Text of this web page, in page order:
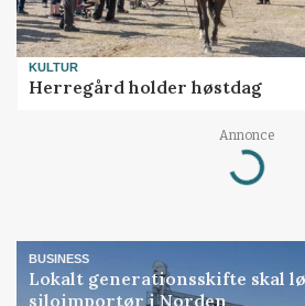
KULTUR
Herregård holder høstdag
Annonce
Loading...
BUSINESS
Lokalt generationsskifte skal
siloimportør i Norden